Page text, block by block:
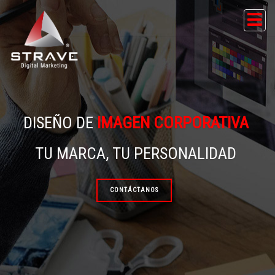
DISEÑO DEIMAGEN CORPORATIVA
TU MARCA, TU PERSONALIDAD
CONTÁCTANOS